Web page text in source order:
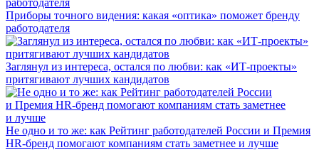
Приборы точного видения: какая «оптика» поможет бренду
работодателя
Заглянул из интереса, остался по любви: как «ИТ-проекты»
притягивают лучших кандидатов
Не одно и то же: как Рейтинг работодателей России и Премия
HR-бренд помогают компаниям стать заметнее и лучше